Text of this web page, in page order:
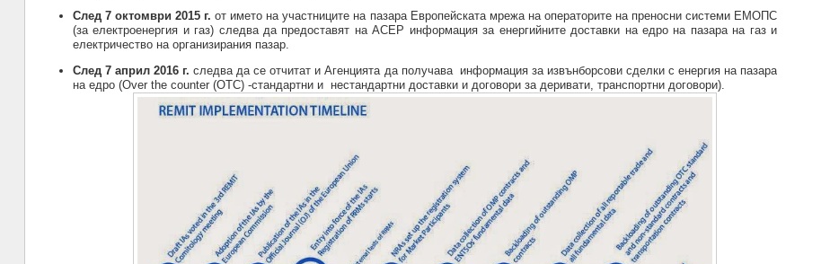
След 7 октомври 2015 г. от името на участниците на пазара Европейската мрежа на операторите на преносни системи ЕМОПС
(за електроенергия и газ) следва да предоставят на АСЕР информация за енергийните доставки на едро на пазара на газ и
електричество на организирания пазар.
След 7 април 2016 г. следва да се отчитат и Агенцията да получава информация за извънборсови сделки с енергия на пазара
на едро (Over the counter (OTC) -стандартни и нестандартни доставки и договори за деривати, транспортни договори).